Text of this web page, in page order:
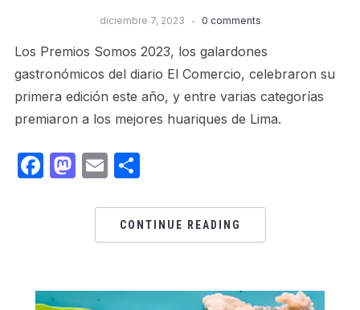
diciembre 7, 2023 0 comments
Los Premios Somos 2023, los galardones
gastronómicos del diario El Comercio, celebraron su
primera edición este año, y entre varias categorías
premiaron a los mejores huariques de Lima.
Facebook
Mastodon
EmailShare
CONTINUE READING